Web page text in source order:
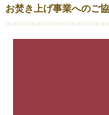
お焚き上げ事業へのご